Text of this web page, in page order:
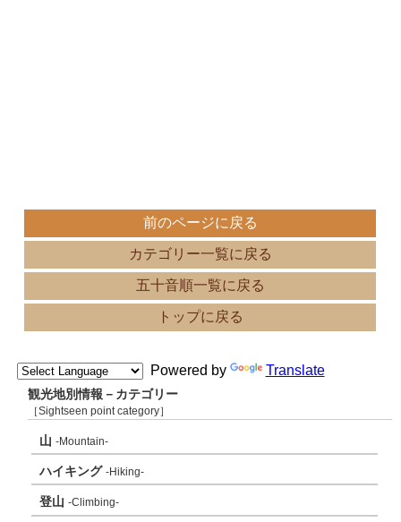
前のページに戻る
カテゴリー一覧に戻る
五十音順一覧に戻る
トップに戻る
Powered by Translate
観光地別情報－カテゴリー
［Sightseen point category］
山 -Mountain-
ハイキング -Hiking-
登山 -Climbing-